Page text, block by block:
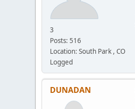
3
Posts: 516
Location: South Park , CO
Logged
DUNADAN